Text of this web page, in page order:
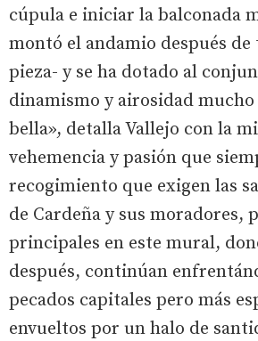
cúpula e iniciar la balconada
montó el andamio después
pieza- y se ha dotado al
dinamismo y airosidad mucho
bella», detalla Vallejo con la
vehemencia y pasión que
recogimiento que exigen las
de Cardeña y sus moradores,
principales en este mural,
después, continúan
pecados capitales pero más
envueltos por un halo de